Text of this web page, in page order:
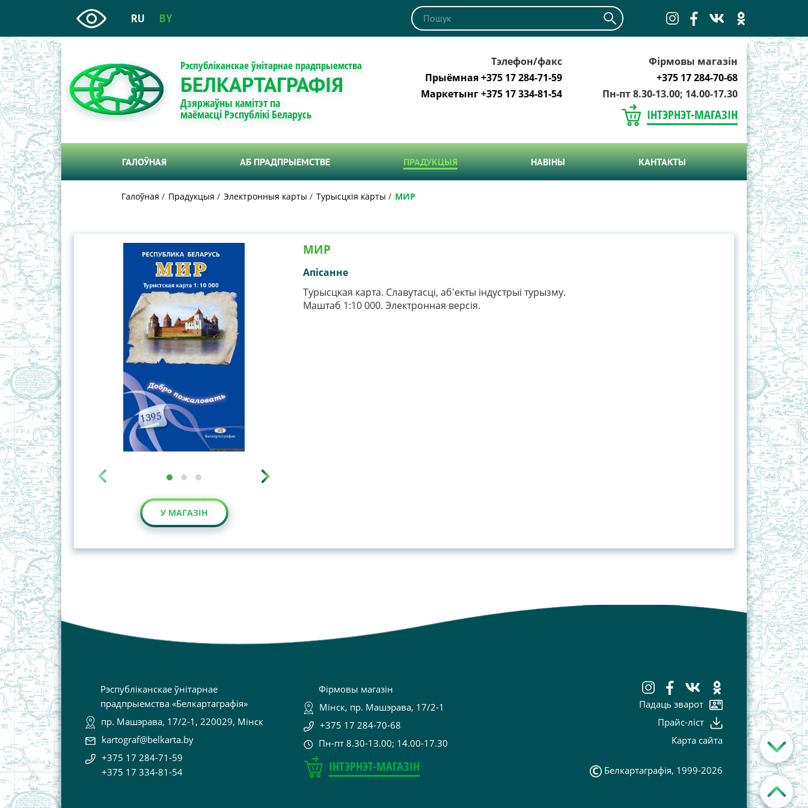
RU BY
Рэспубліканскае ўнітарнае прадпрыемства
БЕЛКАРТАГРАФІЯ
Дзяржаўны камітэт па
маёмасці Рэспублікі Беларусь
Тэлефон/факс
Прыёмная +375 17 284-71-59
Маркетынг +375 17 334-81-54
Фірмовы магазін
+375 17 284-70-68
Пн-пт 8.30-13.00; 14.00-17.30
ІНТЭРНЭТ-МАГАЗІН
ГАЛОЎНАЯ АБ ПРАДПРЫЕМСТВЕ ПРАДУКЦЫЯ НАВIНЫ КАНТАКТЫ
Галоўная Прадукцыя Электронныя карты Турысцкія карты МИР
У МАГАЗІН
МИР
Апiсанне
Турысцкая карта. Славутасці, аб'екты індустрыі турызму.
Маштаб 1:10 000. Электронная версія.
Рэспубліканскае ўнітарнае
прадпрыемства «Белкартаграфія»
пр. Машэрава, 17/2-1, 220029, Мінск
kartograf@belkarta.by
+375 17 284-71-59
+375 17 334-81-54
Фірмовы магазін
Мінск, пр. Машэрава, 17/2-1
+375 17 284-70-68
Пн-пт 8.30-13.00; 14.00-17.30
ІНТЭРНЭТ-МАГАЗІН
Падаць зварот
Прайс-лiст
Карта сайта
Белкартаграфія, 1999-2026